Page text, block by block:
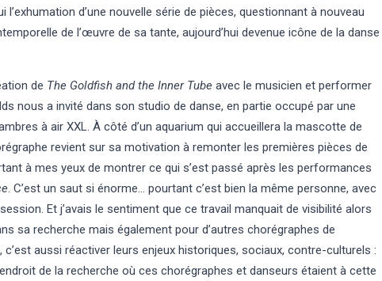
l’exhumation d’une nouvelle série de pièces, questionnant à nouveau
de l’œuvre de sa tante, aujourd’hui devenue icône de la danse
de The Goldfish and the Inner Tube avec le musicien et performer
nous a invité dans son studio de danse, en partie occupé par une
à air XXL. À côté d’un aquarium qui accueillera la mascotte de
revient sur sa motivation à remonter les premières pièces de
à mes yeux de montrer ce qui s’est passé après les performances
. C’est un saut si énorme… pourtant c’est bien la même personne, avec
Et j’avais le sentiment que ce travail manquait de visibilité alors
sa recherche mais également pour d’autres chorégraphes de
c’est aussi réactiver leurs enjeux historiques, sociaux, contre-culturels :
de la recherche où ces chorégraphes et danseurs étaient à cette